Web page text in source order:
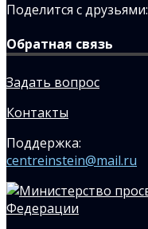
Поделится с друзьями:
Обратная связь
Задать вопрос
Контакты
Поддержка:
centreinstein@mail.ru